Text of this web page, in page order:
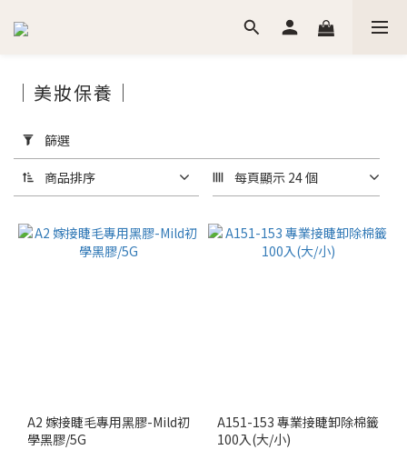
用
篩
選
(0/20)
價格
｜美妝保養｜
篩選
商品排序 每頁顯示 24 個
A2 嫁接睫毛專用黑膠-Mild初
學黑膠/5G
A151-153 專業接睫卸除棉籤
100入(大/小)